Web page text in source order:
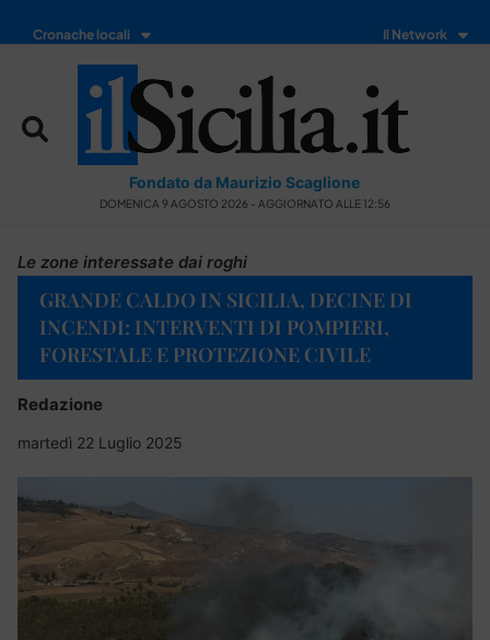
Cronache locali Il Network
Fondato da Maurizio Scaglione
DOMENICA 9 AGOSTO 2026 - AGGIORNATO ALLE 12:56
Le zone interessate dai roghi
GRANDE CALDO IN SICILIA, DECINE DI
INCENDI: INTERVENTI DI POMPIERI,
FORESTALE E PROTEZIONE CIVILE
Redazione
martedì 22 Luglio 2025